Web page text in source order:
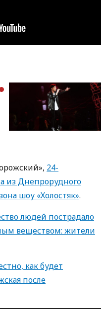
24-
из Днепрорудного
шоу «Холостяк».
людей пострадало
веществом: жители
как будет
после